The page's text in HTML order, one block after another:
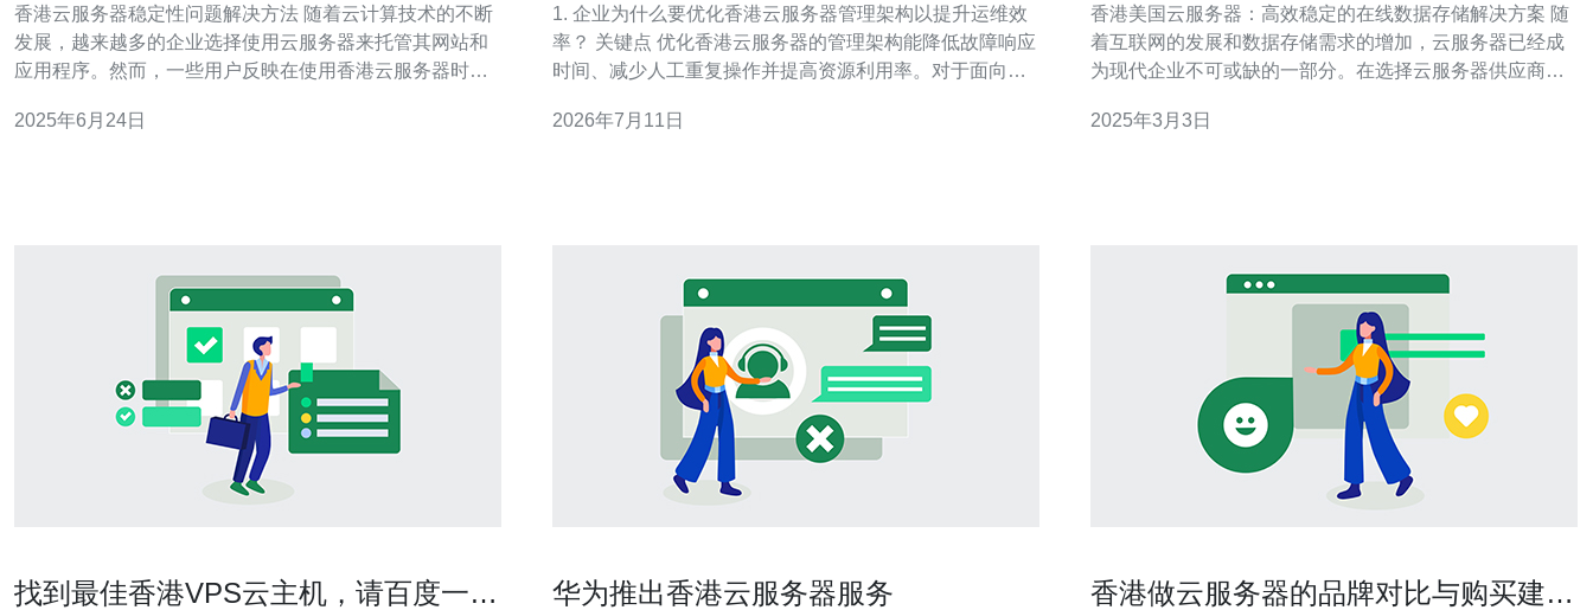
香港云服务器稳定性问题解决方法 随着云计算技术的不断
发展，越来越多的企业选择使用云服务器来托管其网站和
应用程序。然而，一些用户反映在使用香港云服务器时遇
络环境复杂多变，可能会受到天气、网络设备故障、人为
2025年6月24日
1. 企业为什么要优化香港云服务器管理架构以提升运维效
率？ 关键点 优化香港云服务器的管理架构能降低故障响应
时间、减少人工重复操作并提高资源利用率。对于面向亚
乱，反而增加运维负担，影响业务可用性与成本可控性。
2026年7月11日
香港美国云服务器：高效稳定的在线数据存储解决方案 随
着互联网的发展和数据存储需求的增加，云服务器已经成
为现代企业不可或缺的一部分。在选择云服务器供应商
绍香港美国云服务器，这是一种提供高效稳定在线数据存
2025年3月3日
找到最佳香港VPS云主机，请百度一
华为推出香港云服务器服务
香港做云服务器的品牌对比与购买建议